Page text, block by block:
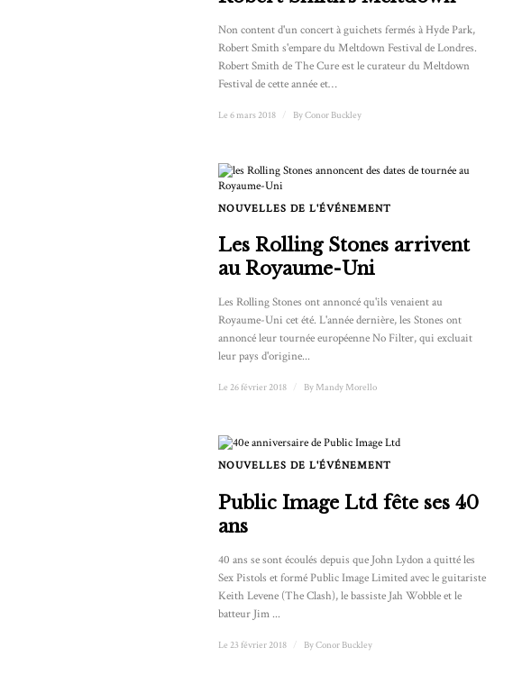
Non content d'un concert à guichets fermés à Hyde Park,
Robert Smith s'empare du Meltdown Festival de Londres.
Robert Smith de The Cure est le curateur du Meltdown
Festival de cette année et…
Le 6 mars 2018 ByConor Buckley
NOUVELLES DE L'ÉVÉNEMENT
Les Rolling Stones arrivent
au Royaume-Uni
Les Rolling Stones ont annoncé qu'ils venaient au
Royaume-Uni cet été. L'année dernière, les Stones ont
annoncé leur tournée européenne No Filter, qui excluait
leur pays d'origine...
Le 26 février 2018 By Mandy Morello
NOUVELLES DE L'ÉVÉNEMENT
Public Image Ltd fête ses 40
ans
40 ans se sont écoulés depuis que John Lydon a quitté les
Sex Pistols et formé Public Image Limited avec le guitariste
Keith Levene (The Clash), le bassiste Jah Wobble et le
batteur Jim ...
Le 23 février 2018 ByConor Buckley